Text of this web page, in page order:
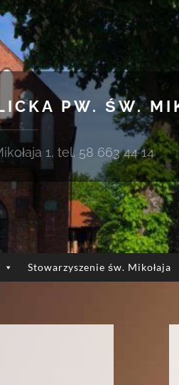
PW. ŚW.
1, tel. 58 663 44 14
Stowarzyszenie św. Mikołaja